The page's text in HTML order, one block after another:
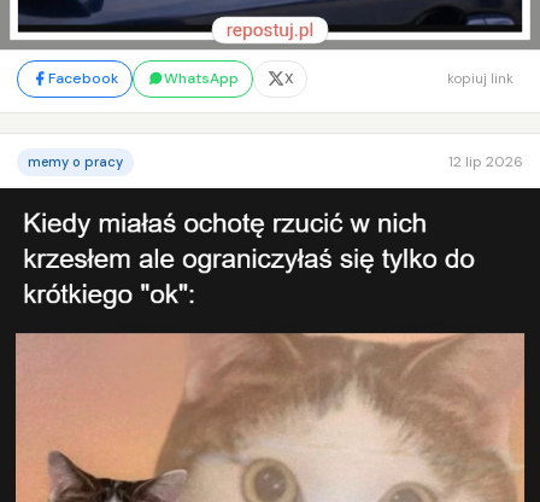
Facebook WhatsApp X kopiuj link
memy o pracy 12 lip 2026